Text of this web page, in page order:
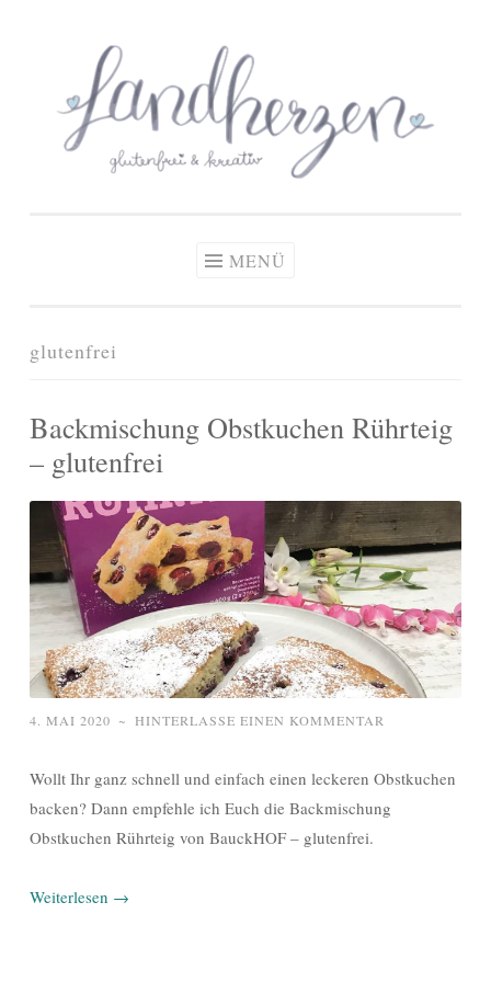
springen
Zöliakie, glutenfreie Ernährung
MENÜ
glutenfrei
Backmischung Obstkuchen Rührteig
– glutenfrei
4. MAI 2020 ~ HINTERLASSE EINEN KOMMENTAR
Wollt Ihr ganz schnell und einfach einen leckeren Obstkuchen
backen? Dann empfehle ich Euch die Backmischung
Obstkuchen Rührteig von BauckHOF – glutenfrei.
Weiterlesen →